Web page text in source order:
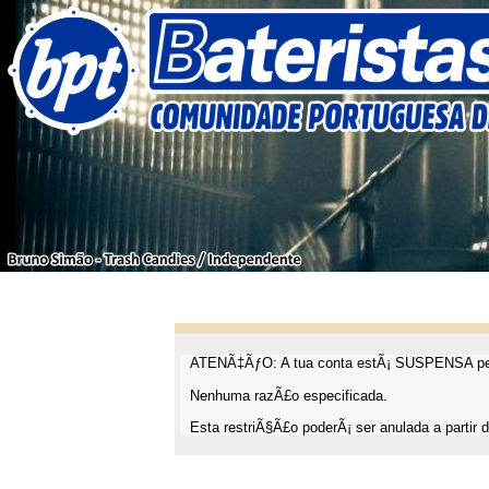
ATENÃ‡ÃƒO: A tua conta estÃ¡ SUSPENSA
Nenhuma razÃ£o especificada.
Esta restriÃ§Ã£o poderÃ¡ ser anulada a partir